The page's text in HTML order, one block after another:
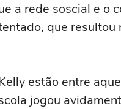
a rede soscial e o
que
estão entre
jogou